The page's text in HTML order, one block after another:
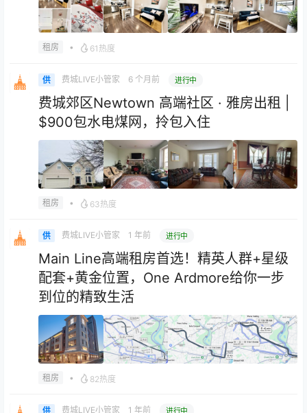
租房 • 61热度
供 费城LIVE小管家 6 个月前 进行中
费城郊区Newtown 高端社区 · 雅房出租 |
$900包水电煤网，拎包入住
租房 • 63热度
供 费城LIVE小管家 1 年前 进行中
Main Line高端租房首选！精英人群+星级
配套+黄金位置，One Ardmore给你一步
到位的精致生活
租房 • 82热度
供 费城LIVE小管家 1 年前 进行中